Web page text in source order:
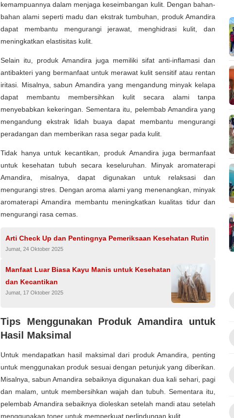
kemampuannya dalam menjaga keseimbangan kulit. Dengan bahan-
bahan alami seperti madu dan ekstrak tumbuhan, produk Amandira
dapat membantu mengurangi jerawat, menghidrasi kulit, dan
meningkatkan elastisitas kulit.
Selain itu, produk Amandira juga memiliki sifat anti-inflamasi dan
antibakteri yang bermanfaat untuk merawat kulit sensitif atau rentan
iritasi. Misalnya, sabun Amandira yang mengandung minyak kelapa
dapat membantu membersihkan kulit secara alami tanpa
menyebabkan kekeringan. Sementara itu, pelembab Amandira yang
mengandung ekstrak lidah buaya dapat membantu mengurangi
peradangan dan memberikan rasa segar pada kulit.
Tidak hanya untuk kecantikan, produk Amandira juga bermanfaat
untuk kesehatan tubuh secara keseluruhan. Minyak aromaterapi
Amandira, misalnya, dapat digunakan untuk relaksasi dan
mengurangi stres. Dengan aroma alami yang menenangkan, minyak
aromaterapi Amandira membantu meningkatkan kualitas tidur dan
mengurangi rasa cemas.
Arti Check Up dan Pentingnya Pemeriksaan Kesehatan Rutin
Jumat, 24 Oktober 2025
Manfaat Luar Biasa Kayu Manis untuk Kesehatan
dan Kecantikan
Jumat, 17 Oktober 2025
Tips Menggunakan Produk Amandira untuk
Hasil Maksimal
Untuk mendapatkan hasil maksimal dari produk Amandira, penting
untuk menggunakan produk sesuai dengan petunjuk yang diberikan.
Misalnya, sabun Amandira sebaiknya digunakan dua kali sehari, pagi
dan malam, untuk membersihkan wajah dan tubuh. Sementara itu,
pelembab Amandira sebaiknya dioleskan setelah mandi atau setelah
menggunakan toner untuk memperkuat perlindungan kulit.